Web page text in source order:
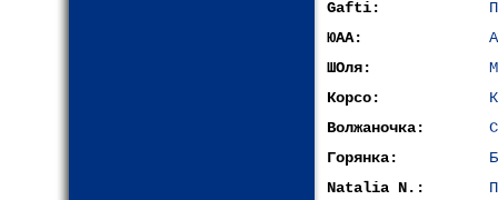
Gafti:
ЮАА:
ШОля:
Корсо:
Волжаночка:
Горянка:
Natalia N.: